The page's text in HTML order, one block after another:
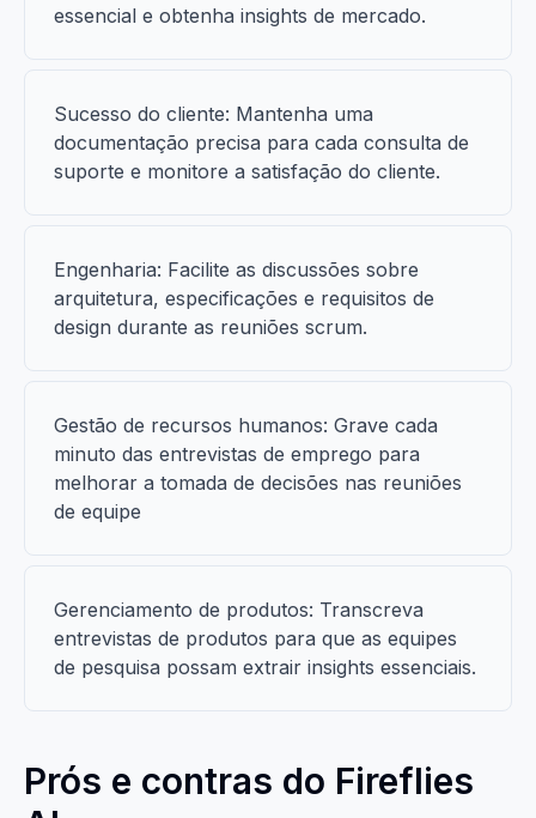
essencial e obtenha insights de mercado.
Sucesso do cliente: Mantenha uma
documentação precisa para cada consulta de
suporte e monitore a satisfação do cliente.
Engenharia: Facilite as discussões sobre
arquitetura, especificações e requisitos de
design durante as reuniões scrum.
Gestão de recursos humanos: Grave cada
minuto das entrevistas de emprego para
melhorar a tomada de decisões nas reuniões
de equipe
Gerenciamento de produtos: Transcreva
entrevistas de produtos para que as equipes
de pesquisa possam extrair insights essenciais.
Prós e contras do Fireflies